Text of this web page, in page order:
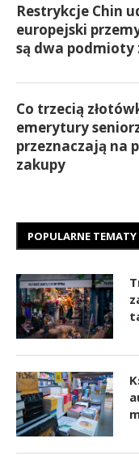
Restrykcje Chin
europejski
są dwa podmioty
Co trzecią
emerytury
przeznaczają na
zakupy
POPULARNE TEMATY